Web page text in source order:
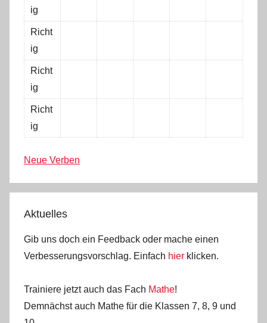
ig
Richt
ig
Richt
ig
Richt
ig
Neue Verben
Aktuelles
Gib uns doch ein Feedback oder mache einen
Verbesserungsvorschlag. Einfach hier klicken.
Trainiere jetzt auch das Fach Mathe!
Demnächst auch Mathe für die Klassen 7, 8, 9 und